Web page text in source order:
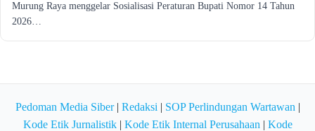
Murung Raya menggelar Sosialisasi Peraturan Bupati Nomor 14 Tahun
2026…
Pedoman Media Siber| Redaksi | SOP Perlindungan Wartawan |
Kode Etik Jurnalistik| Kode Etik Internal Perusahaan | Kode